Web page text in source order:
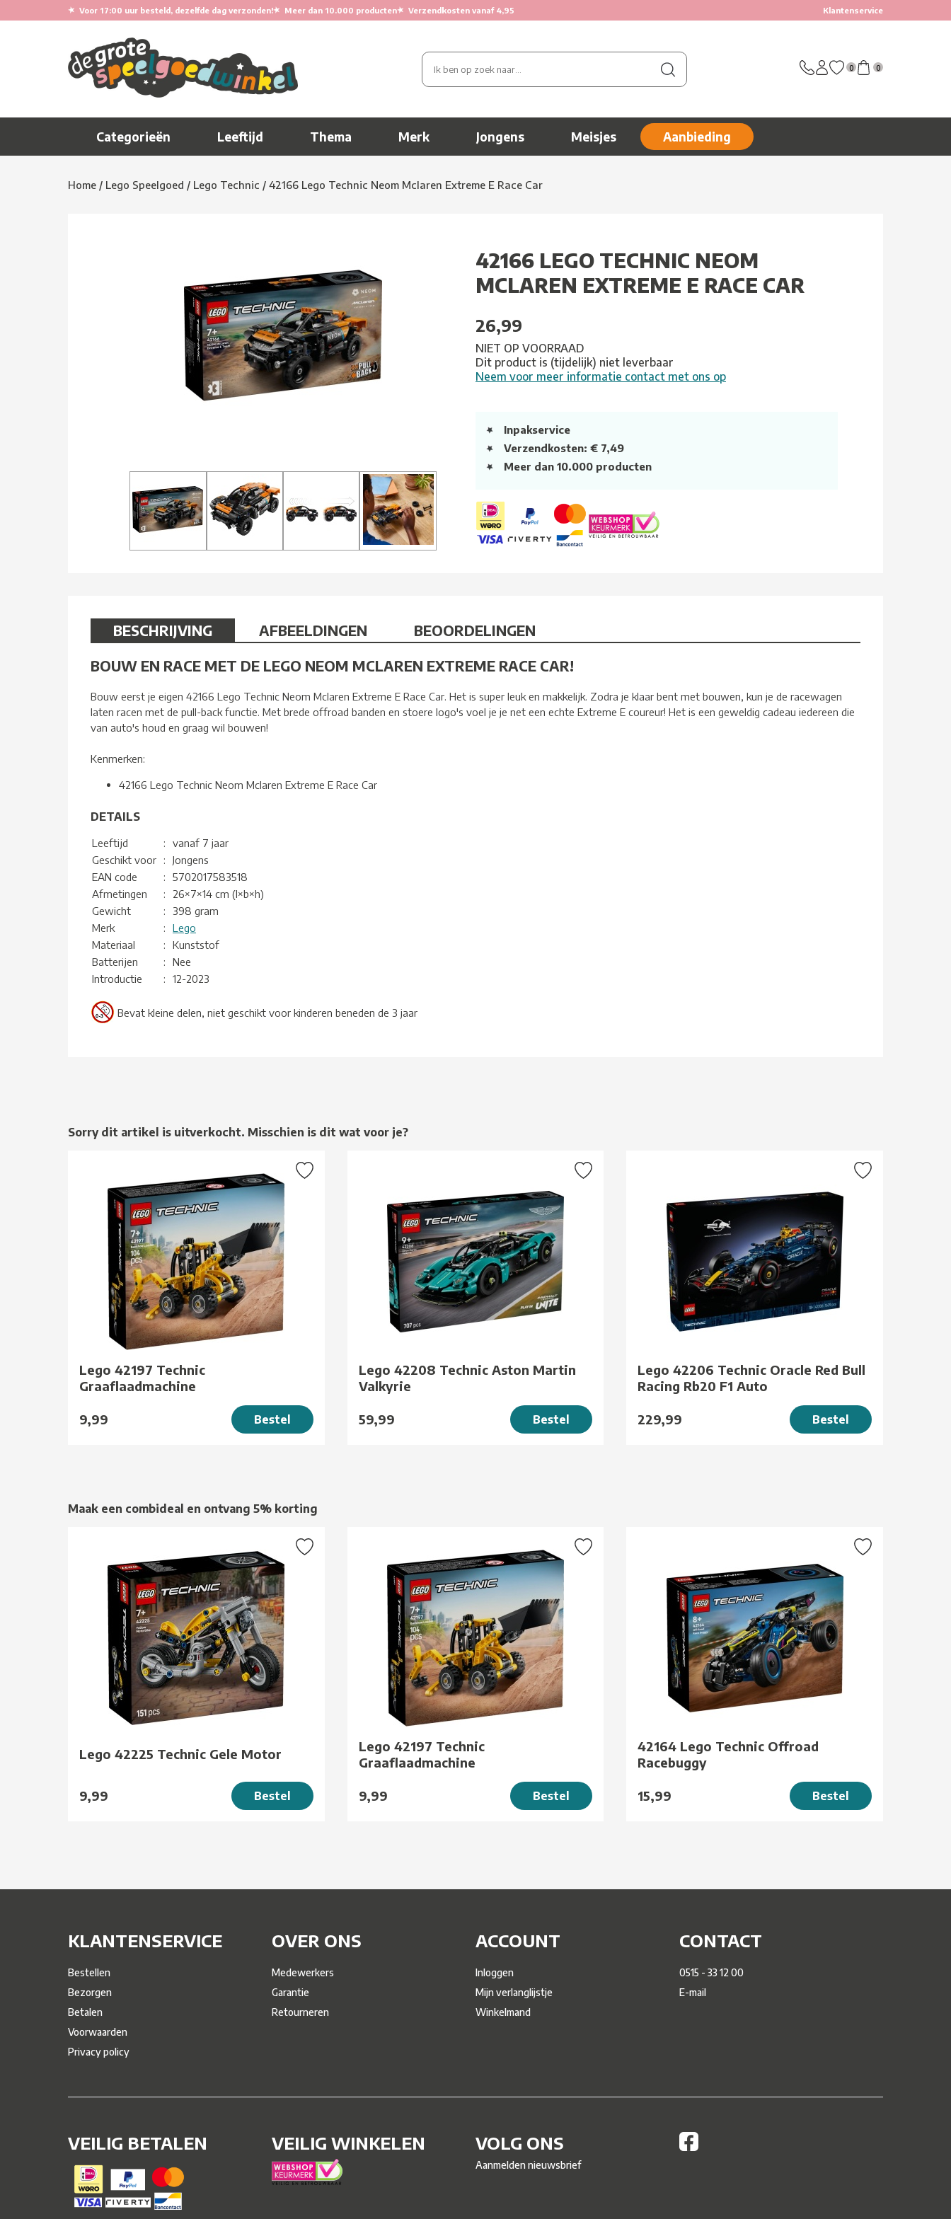
★ Voor 17:00 uur besteld, dezelfde dag verzonden!★ Meer dan 10.000 producten★ Verzendkosten vanaf 4,95 Klantenservice
0 0
Categorieën Leeftijd Thema Merk Jongens Meisjes Aanbieding
Home / Lego Speelgoed / Lego Technic / 42166 Lego Technic Neom Mclaren Extreme E Race Car
42166 LEGO TECHNIC NEOM
MCLAREN EXTREME E RACE CAR
26,99
NIET OP VOORRAAD
Dit product is (tijdelijk) niet leverbaar
Neem voor meer informatie contact met ons op
Inpakservice
Verzendkosten: € 7,49
Meer dan 10.000 producten
BESCHRIJVING AFBEELDINGEN
BEOORDELINGEN
BOUW EN RACE MET DE LEGO NEOM MCLAREN EXTREME RACE CAR!
Bouw eerst je eigen 42166 Lego Technic Neom Mclaren Extreme E Race Car. Het is super leuk en makkelijk. Zodra je klaar bent met bouwen, kun je de racewagen
laten racen met de pull-back functie. Met brede offroad banden en stoere logo's voel je je net een echte Extreme E coureur! Het is een geweldig cadeau iedereen die
van auto's houd en graag wil bouwen!
Kenmerken:
42166 Lego Technic Neom Mclaren Extreme E Race Car
DETAILS
Leeftijd :
vanaf 7 jaar
Geschikt voor
:
Jongens
EAN code
:
5702017583518
Afmetingen
:
26×7×14 cm (l×b×h)
Gewicht
:
398 gram
Merk
:
Lego
Materiaal
:
Kunststof
Batterijen
:
Nee
Introductie
: 12-2023
Bevat kleine delen, niet geschikt voor kinderen beneden de 3 jaar
Sorry dit artikel is uitverkocht. Misschien is dit wat voor je?
Lego 42197 Technic
Graaflaadmachine
9,99 Bestel
Lego 42208 Technic Aston Martin
Valkyrie
59,99 Bestel
Lego 42206 Technic Oracle Red Bull
Racing Rb20 F1 Auto
229,99 Bestel
Maak een combideal en ontvang 5% korting
Lego 42225 Technic Gele Motor
9,99 Bestel
Lego 42197 Technic
Graaflaadmachine
9,99 Bestel
42164 Lego Technic Offroad
Racebuggy
15,99 Bestel
KLANTENSERVICE
Bestellen
Bezorgen
Betalen
Voorwaarden
Privacy policy
OVER ONS
Medewerkers
Garantie
Retourneren
ACCOUNT
Inloggen
Mijn verlanglijstje
Winkelmand
CONTACT
0515 - 33 12 00
E-mail
VEILIG BETALEN VEILIG WINKELEN VOLG ONS
Aanmelden nieuwsbrief